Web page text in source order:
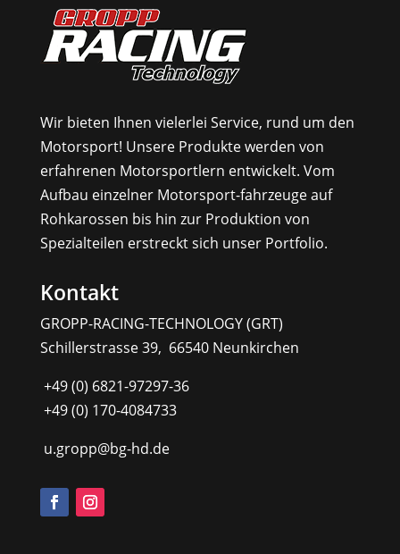
Wir bieten Ihnen vielerlei Service, rund um den
Motorsport! Unsere Produkte werden von
erfahrenen Motorsportlern entwickelt. Vom
Aufbau einzelner Motorsport-fahrzeuge auf
Rohkarossen bis hin zur Produktion von
Spezialteilen erstreckt sich unser Portfolio.
Kontakt
GROPP-RACING-TECHNOLOGY (GRT)
Schillerstrasse 39, 66540 Neunkirchen
+49 (0) 6821-97297-36
+49 (0) 170-4084733
u.gropp@bg-hd.de